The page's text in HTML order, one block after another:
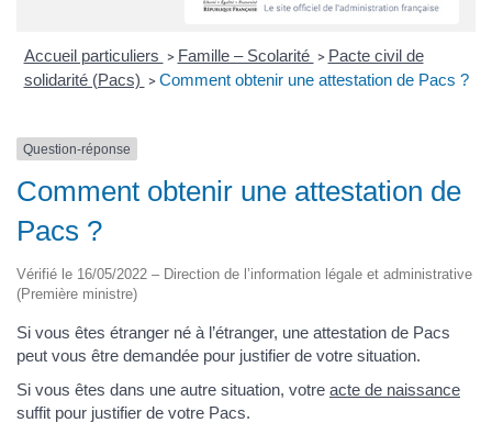
Accueil particuliers > Famille – Scolarité > Pacte civil de
solidarité (Pacs) > Comment obtenir une attestation de Pacs ?
Question-réponse
Comment obtenir une attestation de
Pacs ?
Vérifié le 16/05/2022 – Direction de l’information légale et administrative
(Première ministre)
Si vous êtes étranger né à l’étranger, une attestation de Pacs
peut vous être demandée pour justifier de votre situation.
Si vous êtes dans une autre situation, votre acte de naissance
suffit pour justifier de votre Pacs.